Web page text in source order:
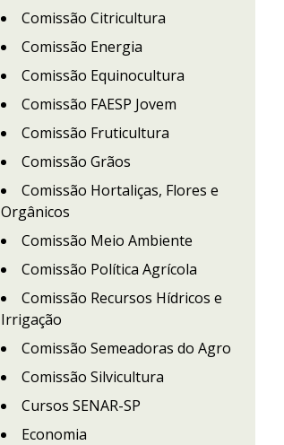
Comissão Citricultura
Comissão Energia
Comissão Equinocultura
Comissão FAESP Jovem
Comissão Fruticultura
Comissão Grãos
Comissão Hortaliças, Flores e
Orgânicos
Comissão Meio Ambiente
Comissão Política Agrícola
Comissão Recursos Hídricos e
Irrigação
Comissão Semeadoras do Agro
Comissão Silvicultura
Cursos SENAR-SP
Economia